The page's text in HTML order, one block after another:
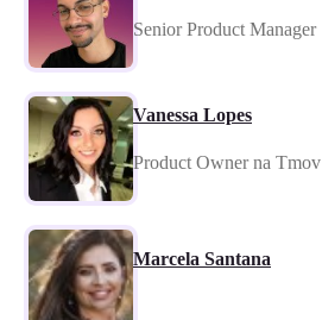
Senior Product Manager
Vanessa Lopes
Product Owner na Tmov
Marcela Santana